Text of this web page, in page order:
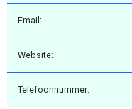
Email:
Website:
Telefoonnummer: